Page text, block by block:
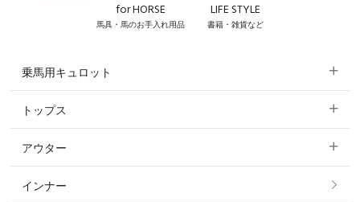
for HORSE
馬具・馬のお手入れ用品
LIFE STYLE
書籍・雑貨など
乗馬用キュロット
すべてのキュロット
フルグリップ・尻革 キュロット
ニーグリップ・膝革 キュロット
トップス
すべてのトップス
ポロシャツ
アウター
すべてのアウター
インナー